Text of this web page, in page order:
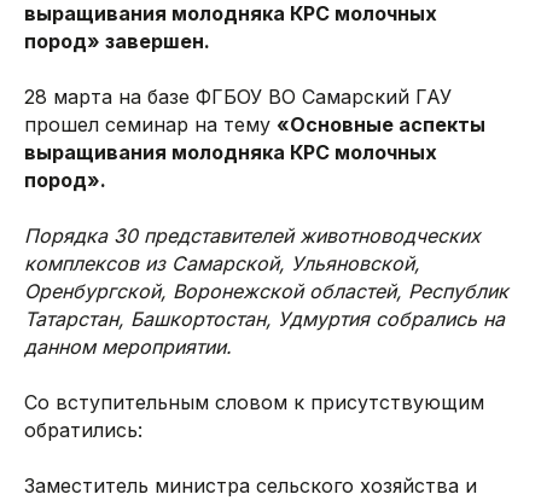
выращивания молодняка КРС молочных
пород» завершен.
28 марта на базе ФГБОУ ВО Самарский ГАУ
прошел семинар на тему «Основные аспекты
выращивания молодняка КРС молочных
пород».
Порядка 30 представителей животноводческих
комплексов из Самарской, Ульяновской,
Оренбургской, Воронежской областей, Республик
Татарстан, Башкортостан, Удмуртия собрались на
данном мероприятии.
Со вступительным словом к присутствующим
обратились:
Заместитель министра сельского хозяйства и